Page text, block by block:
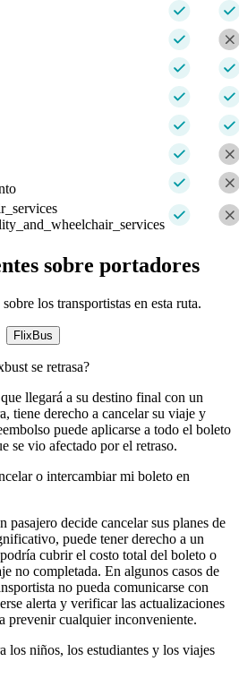
sobre portadores
los transportistas en esta ruta.
FlixBus
se retrasa?
llegará a su destino final con un
tiene derecho a cancelar su viaje y
puede aplicarse a todo el boleto
se vio afectado por el retraso.
o intercambiar mi boleto en
pasajero decide cancelar sus planes de
puede tener derecho a un
cubrir el costo total del boleto o
no completada. En algunos casos de
no pueda comunicarse con
alerta y verificar las actualizaciones
prevenir cualquier inconveniente.
los niños, los estudiantes y los viajes